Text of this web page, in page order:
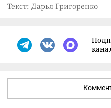
Текст: Дарья Григоренко